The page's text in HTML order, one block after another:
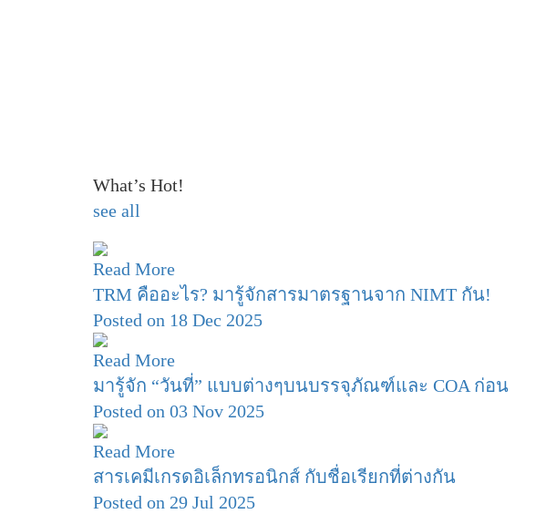
What’s Hot!
see all
Read More
TRM คืออะไร? มารู้จักสารมาตรฐานจาก NIMT กัน!
Posted on 18 Dec 2025
Read More
มารู้จัก “วันที่” แบบต่างๆบนบรรจุภัณฑ์และ COA ก่อน
Posted on 03 Nov 2025
Read More
สารเคมีเกรดอิเล็กทรอนิกส์ กับชื่อเรียกที่ต่างกัน
Posted on 29 Jul 2025